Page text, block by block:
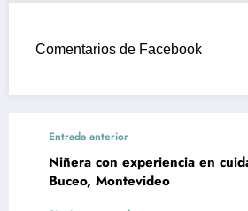
Comentarios de Facebook
Entrada anterior
Niñera con experiencia en
Buceo, Montevideo